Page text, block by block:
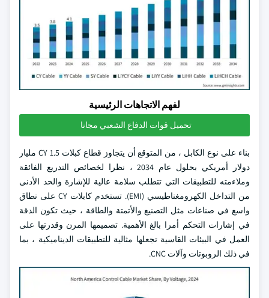
لفهم الاتجاهات الرئيسية
تحميل قوات الدفاع الشعبي مجانا
بناء على نوع الكابل ، من المتوقع أن يتجاوز قطاع كبلات CY 1.5 مليار
دولار أمريكي بحلول عام 2034 ، نظرا لخصائص التدريع الفائقة
وملاءمته للتطبيقات التي تتطلب سلامة عالية للإشارة والحد الأدنى
من التداخل الكهرومغناطيسي (EMI). تستخدم كابلات CY على نطاق
واسع في صناعات مثل التصنيع والأتمتة والطاقة ، حيث تكون الدقة
في إشارات التحكم أمرا بالغ الأهمية. تصميمها المرن وقدرتها على
العمل في البيئات القاسية تجعلها مثالية للتطبيقات الديناميكية ، بما
في ذلك الروبوتات وآلات CNC.